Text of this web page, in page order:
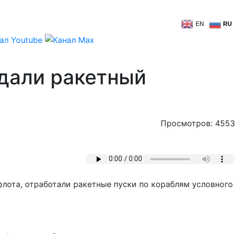
EN RU
ракетный
Просмотров: 4553
отработали ракетные пуски по кораблям условного